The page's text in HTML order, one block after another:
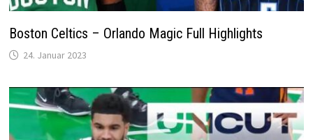
Boston Celtics – Orlando Magic Full Highlights
24. Januar 2023